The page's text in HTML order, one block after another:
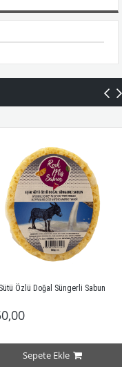
Özlü Doğal Süngerli Sabun
Sepete Ekle